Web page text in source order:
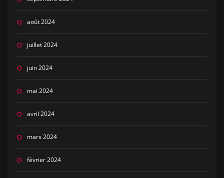
août 2024
juillet 2024
juin 2024
mai 2024
avril 2024
mars 2024
février 2024